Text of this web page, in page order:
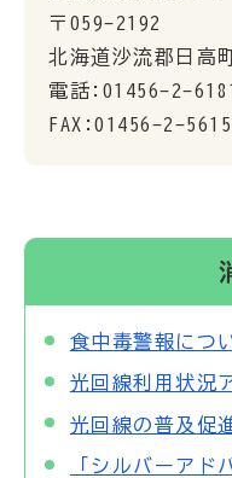
〒059-2192
北海道沙流郡日高
電話:01456-2-6181
FAX:01456-2-5615
食中毒警報につ
光回線利用状況
光回線の普及促